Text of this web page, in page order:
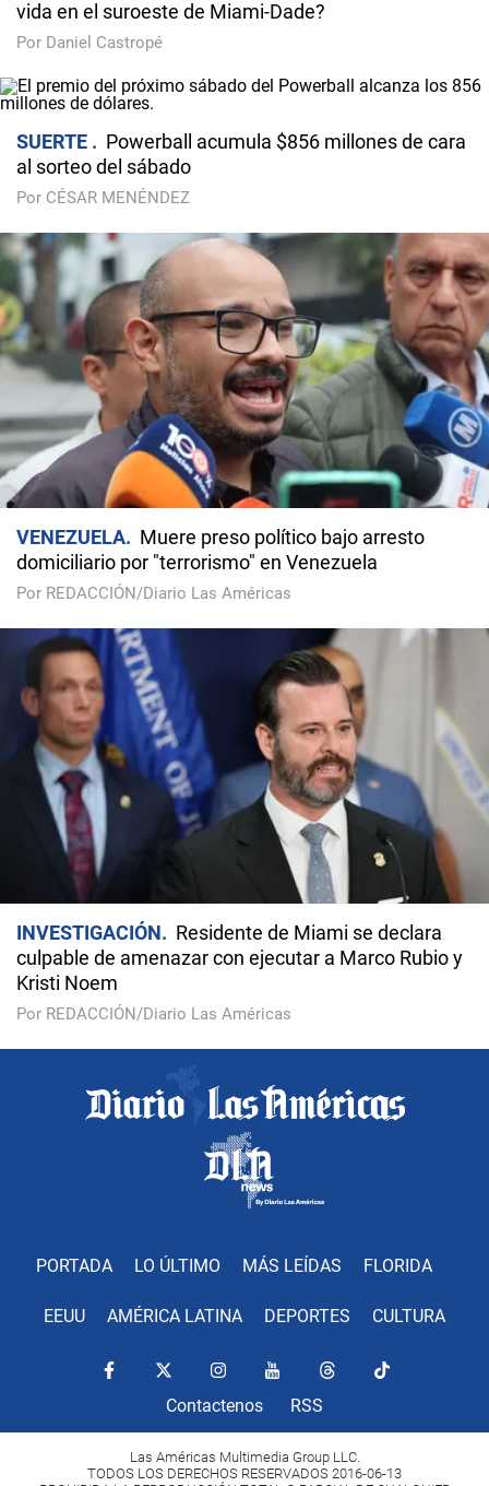
vida en el suroeste de Miami-Dade?
Por Daniel Castropé
SUERTE
Powerball acumula $856 millones de cara
al sorteo del sábado
Por CÉSAR MENÉNDEZ
VENEZUELA
Muere preso político bajo arresto
domiciliario por "terrorismo" en Venezuela
Por REDACCIÓN/Diario Las Américas
INVESTIGACIÓN
Residente de Miami se declara
culpable de amenazar con ejecutar a Marco Rubio y
Kristi Noem
Por REDACCIÓN/Diario Las Américas
PORTADA LO ÚLTIMO MÁS LEÍDAS FLORIDA
EEUU AMÉRICA LATINA DEPORTES CULTURA
Contactenos RSS
Las Américas Multimedia Group LLC.
TODOS LOS DERECHOS RESERVADOS 2016-06-13